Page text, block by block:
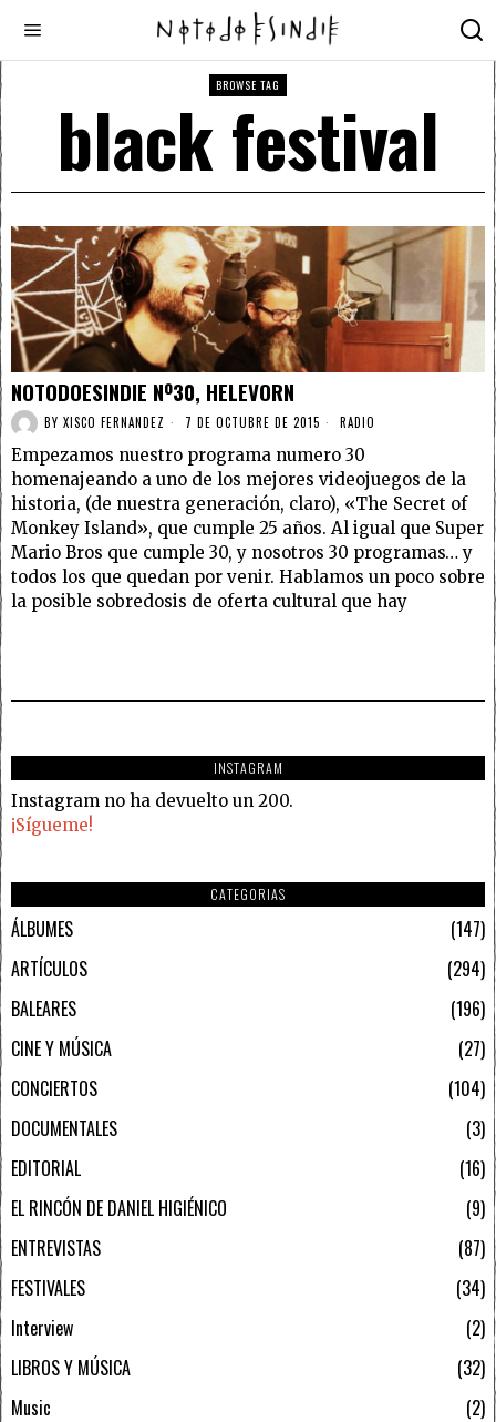
BROWSE TAG
black festival
NOTODOESINDIE Nº30, HELEVORN
BY XISCO FERNANDEZ 7 DE OCTUBRE DE 2015 RADIO
Empezamos nuestro programa numero 30
homenajeando a uno de los mejores videojuegos de la
historia, (de nuestra generación, claro), «The Secret of
Monkey Island», que cumple 25 años. Al igual que Super
Mario Bros que cumple 30, y nosotros 30 programas… y
todos los que quedan por venir. Hablamos un poco sobre
la posible sobredosis de oferta cultural que hay
INSTAGRAM
Instagram no ha devuelto un 200.
¡Sígueme!
CATEGORIAS
ÁLBUMES
147
ARTÍCULOS
294
BALEARES
196
CINE Y MÚSICA
27
CONCIERTOS
104
DOCUMENTALES
3
EDITORIAL
16
EL RINCÓN DE DANIEL HIGIÉNICO
9
ENTREVISTAS
87
FESTIVALES
34
Interview
2
LIBROS Y MÚSICA
32
Music
2